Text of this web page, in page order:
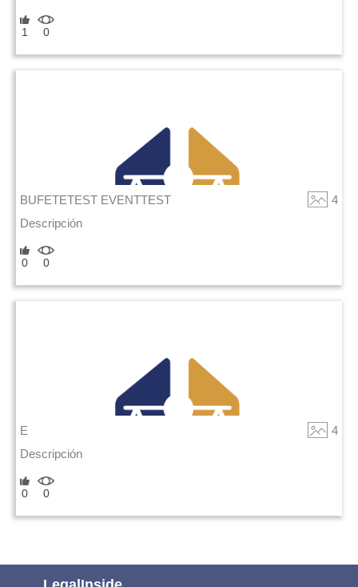
1 0
BUFETETEST EVENTTEST
4
Descripción
0 0
E
4
Descripción
0 0